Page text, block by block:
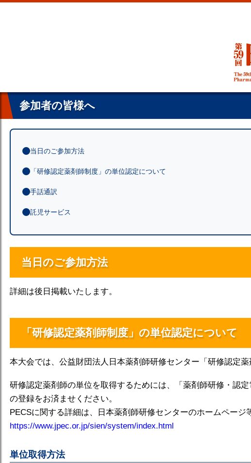
参加者の皆様へ
当日のご参加方法
「研修認定薬剤師制度」の単位認定について
手話通訳
託児サービス
当日のご参加方法
詳細は後日掲載いたします。
「研修認定薬剤師制度」の単位認定について
本大会では、公益財団法人日本薬剤師研修センター「研修認定薬
研修認定薬剤師の単位を取得するためには、「薬剤師研修・認
の登録をお済ませください。
PECSに関する詳細は、日本薬剤師研修センターのホームページ
https://www.jpec.or.jp/sien/system/index.html
単位取得方法